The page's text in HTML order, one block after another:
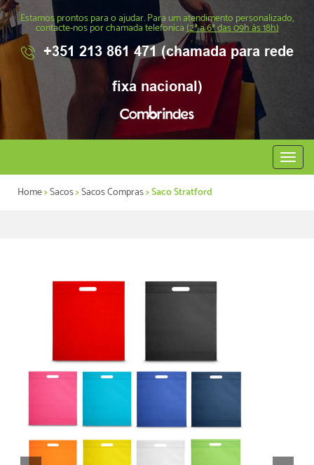
Estamos prontos para o ajudar. Para um atendimento personalizado,
contacte-nos por chamada telefonica(2ª a 6ª das 09h às 18h)
+351 213 861 471 (chamada para rede
fixa nacional)
Abrir
menu
Home>Sacos>Sacos Compras> Saco Stratford